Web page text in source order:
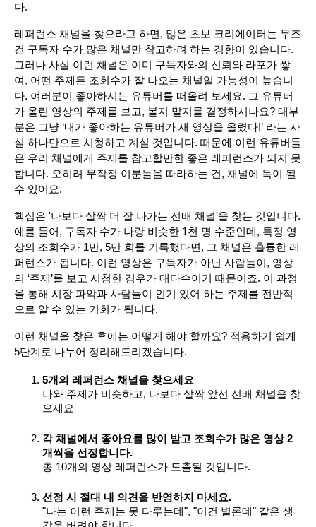
다.
레퍼런스 채널을 찾으라고 하면, 많은 초보 크리에이터는 무조
건 구독자 수가 많은 채널만 참고하려 하는 경향이 있습니다.
그러나 사실 이런 채널은 이미 구독자와의 신뢰와 라포가 쌓
여, 어떤 주제든 조회수가 잘 나오는 채널일 가능성이 높습니
다. 여러분이 좋아하시는 유튜버를 떠올려 보세요. 그 유튜버
가 올린 영상의 주제를 보고, 볼지 말지를 결정하시나요? 대부
분은 그냥 ‘내가 좋아하는 유튜버가 새 영상을 올렸다!’ 라는 사
실 하나만으로 시청하고 계실 것입니다. 때문에 이런 유튜버들
은 우리 채널에게 주제를 참고할만한 좋은 레퍼런스가 되지 못
합니다. 오히려 무작정 이분들을 따라하는 건, 채널에 독이 될
수 있어요.
핵심은 '나보다 살짝 더 잘 나가는 선배 채널'을 찾는 것입니다.
예를 들어, 구독자 수가 나랑 비슷한 1천 명 수준인데, 특정 영
상의 조회수가 1만, 5만 회를 기록했다면, 그 채널은 훌륭한 레
퍼런스가 됩니다. 이런 영상은 구독자가 아닌 사람들이, 영상
의 ‘주제’를 보고 시청한 경우가 대다수이기 때문이죠. 이 과정
을 통해 시장 파악과 사람들이 인기 있어 하는 주제를 전반적
으로 알 수 있는 기회가 됩니다.
이런 채널을 찾은 후에는 어떻게 해야 할까요? 적용하기 쉽게
5단계로 나누어 정리해드리겠습니다.
5개의 레퍼런스 채널을 찾으세요
나와 주제가 비슷하고, 나보다 살짝 앞선 선배 채널을 찾
으세요
각 채널에서 좋아요를 많이 받고 조회수가 많은 영상 2
개씩을 선정합니다.
총 10개의 영상 레퍼런스가 도출될 것입니다.
선정 시 절대 내 의견을 반영하지 마세요.
"나는 이런 주제는 못 다루는데", "이건 별론데" 같은 생